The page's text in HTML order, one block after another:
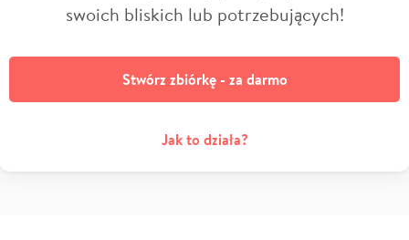
swoich bliskich lub potrzebujących!
Stwórz zbiórkę - za darmo
Jak to działa?